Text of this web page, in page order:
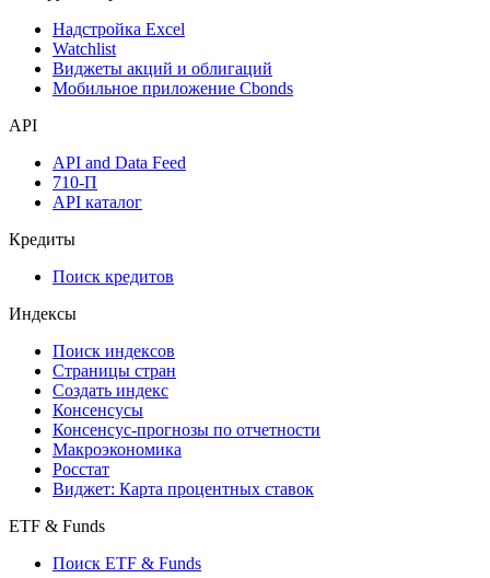
Надстройка Excel
Watchlist
Виджеты акций и облигаций
Мобильное приложение Cbonds
API
API and Data Feed
710-П
API каталог
Кредиты
Поиск кредитов
Индексы
Поиск индексов
Страницы стран
Создать индекс
Консенсусы
Консенсус-прогнозы по отчетности
Макроэкономика
Росстат
Виджет: Карта процентных ставок
ETF & Funds
Поиск ETF & Funds